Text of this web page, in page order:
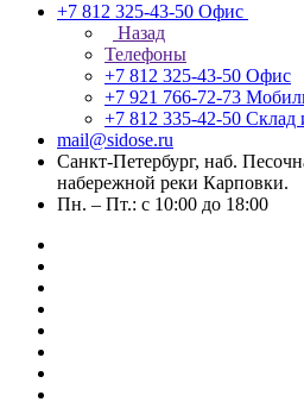
+7 812 325-43-50 Офис
Назад
Телефоны
+7 812 325-43-50 Офис
+7 921 766-72-73
+7 812 335-42-50 Склад
mail@sidose.ru
Санкт-Петербург, наб.
набережной реки Карповки.
Пн. – Пт.: с 10:00 до 18:00